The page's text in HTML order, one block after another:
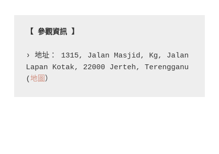
【 參觀資訊 】
› 地址： 1315, Jalan Masjid, Kg, Jalan
Lapan Kotak, 22000 Jerteh, Terengganu
(地圖）